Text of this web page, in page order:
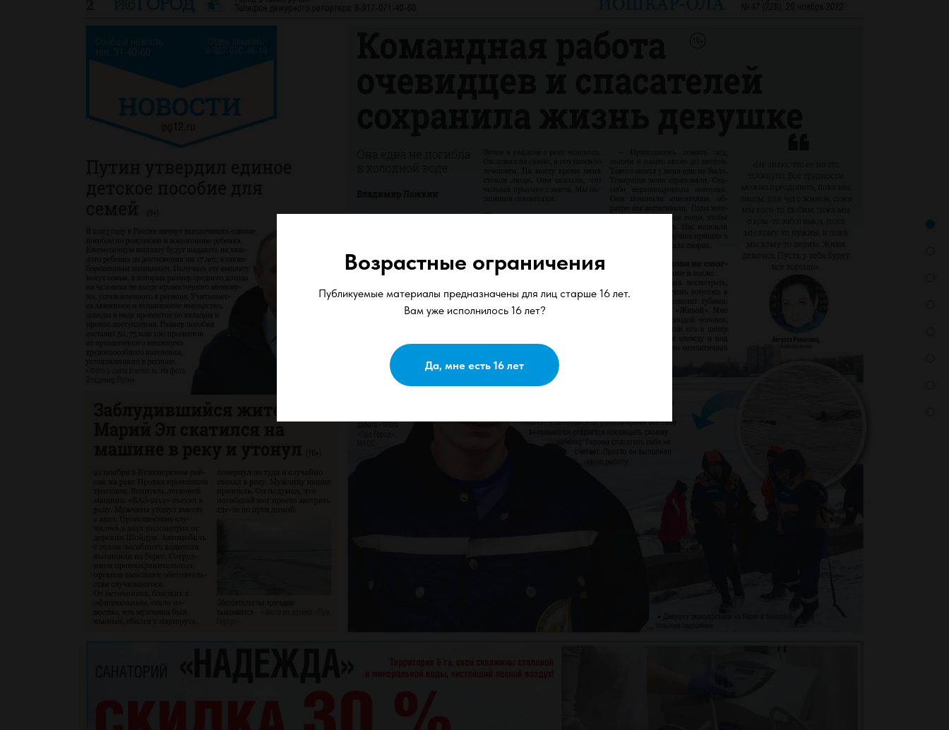
Возрастные ограничения
Публикуемые материалы предназначены для лиц старше 16 лет.
Вам уже исполнилось 16 лет?
Да, мне есть 16 лет